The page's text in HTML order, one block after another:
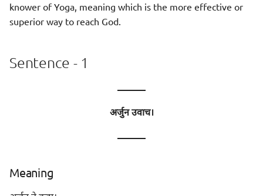
knower of Yoga, meaning which is the more effective or
superior way to reach God.
Sentence - 1
———
अर्जुन उवाच।
———
Meaning